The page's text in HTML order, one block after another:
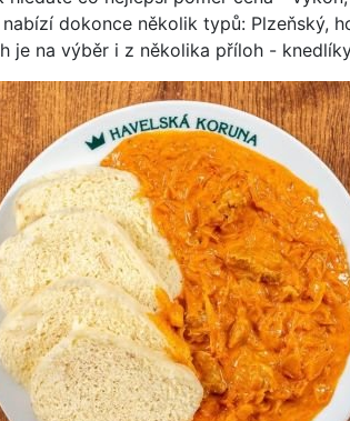
nabízí dokonce několik typů: Plzeňský,
je na výběr i z několika příloh -